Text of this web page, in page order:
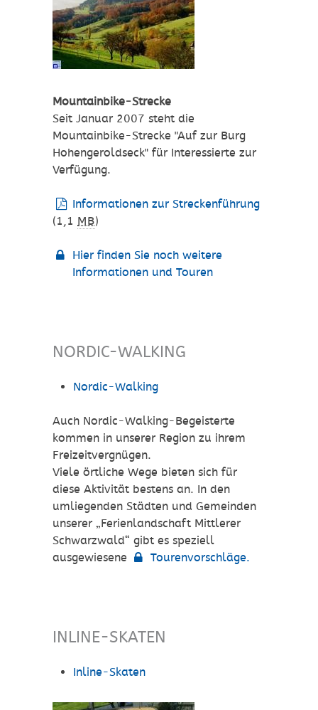
Mountainbike-Strecke
Seit Januar 2007 steht die
Mountainbike-Strecke "Auf zur Burg
Hohengeroldseck" für Interessierte zur
Verfügung.
Informationen zur Streckenführung
(1,1 MB)
Hier finden Sie noch weitere
Informationen und Touren
NORDIC-WALKING
Nordic-Walking
Auch Nordic-Walking-Begeisterte
kommen in unserer Region zu ihrem
Freizeitvergnügen.
Viele örtliche Wege bieten sich für
diese Aktivität bestens an. In den
umliegenden Städten und Gemeinden
unserer „Ferienlandschaft Mittlerer
Schwarzwald“ gibt es speziell
ausgewiesene
Tourenvorschläge.
INLINE-SKATEN
Inline-Skaten